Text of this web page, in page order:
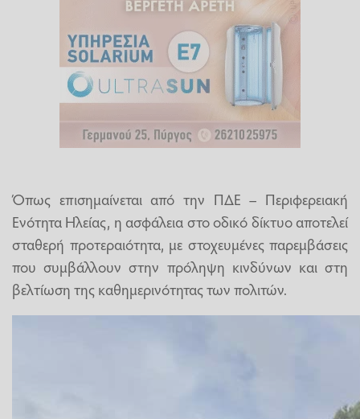
Όπως επισημαίνεται από την ΠΔΕ – Περιφερειακή
Ενότητα Ηλείας, η ασφάλεια στο οδικό δίκτυο αποτελεί
σταθερή προτεραιότητα, με στοχευμένες παρεμβάσεις
που συμβάλλουν στην πρόληψη κινδύνων και στη
βελτίωση της καθημερινότητας των πολιτών.